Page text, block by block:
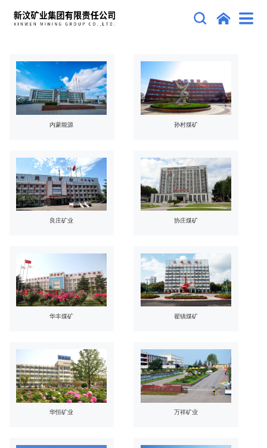
内蒙能源 孙村煤矿
良庄矿业 协庄煤矿
华丰煤矿 翟镇煤矿
华恒矿业 万祥矿业